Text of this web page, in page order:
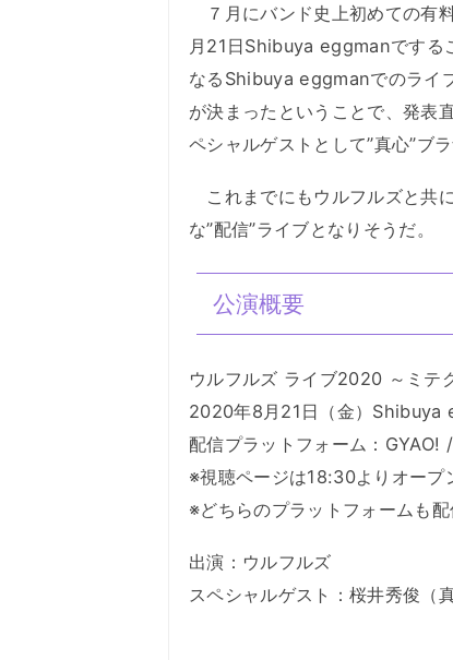
７月にバンド史上初めての有
月21日Shibuya eggmanでする
なるShibuya eggmanでのライ
が決まったということで、発表
ペシャルゲストとして”真心”ブ
これまでにもウルフルズと共
な”配信”ライブとなりそうだ。
公演概要
ウルフルズ ライブ2020 ～ミテ
2020年8月21日（金）
配信プラットフォーム：GYAO!
※視聴ページは18:30よりオープ
※どちらのプラットフォームも配
出演：ウルフルズ
スペシャルゲスト：桜井秀俊（